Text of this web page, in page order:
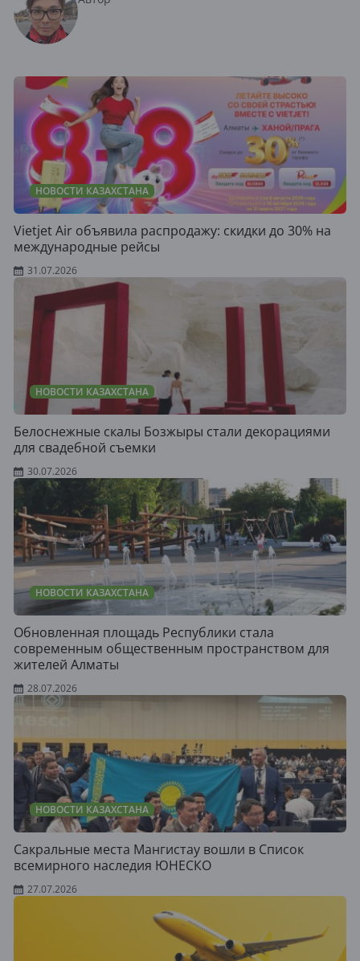
НОВОСТИ КАЗАХСТАНА
Vietjet Air объявила распродажу: скидки до 30% на
международные рейсы
31.07.2026
НОВОСТИ КАЗАХСТАНА
Белоснежные скалы Бозжыры стали декорациями
для свадебной съемки
30.07.2026
НОВОСТИ КАЗАХСТАНА
Обновленная площадь Республики стала
современным общественным пространством для
жителей Алматы
28.07.2026
НОВОСТИ КАЗАХСТАНА
Сакральные места Мангистау вошли в Список
всемирного наследия ЮНЕСКО
27.07.2026